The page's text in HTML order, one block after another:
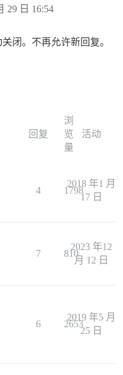
29 日 16:54
闭。不再允许新回复。
回复
浏
览
量
活动
4 1798
2018 年1 月
17 日
7 810
2023 年12
月 12 日
6 2653
2019 年5 月
25 日